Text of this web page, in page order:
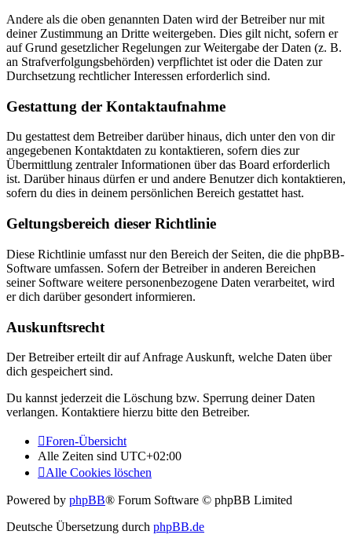
Andere als die oben genannten Daten wird der Betreiber nur mit
deiner Zustimmung an Dritte weitergeben. Dies gilt nicht, sofern er
auf Grund gesetzlicher Regelungen zur Weitergabe der Daten (z. B.
an Strafverfolgungsbehörden) verpflichtet ist oder die Daten zur
Durchsetzung rechtlicher Interessen erforderlich sind.
Gestattung der Kontaktaufnahme
Du gestattest dem Betreiber darüber hinaus, dich unter den von dir
angegebenen Kontaktdaten zu kontaktieren, sofern dies zur
Übermittlung zentraler Informationen über das Board erforderlich
ist. Darüber hinaus dürfen er und andere Benutzer dich kontaktieren,
sofern du dies in deinem persönlichen Bereich gestattet hast.
Geltungsbereich dieser Richtlinie
Diese Richtlinie umfasst nur den Bereich der Seiten, die die phpBB-
Software umfassen. Sofern der Betreiber in anderen Bereichen
seiner Software weitere personenbezogene Daten verarbeitet, wird
er dich darüber gesondert informieren.
Auskunftsrecht
Der Betreiber erteilt dir auf Anfrage Auskunft, welche Daten über
dich gespeichert sind.
Du kannst jederzeit die Löschung bzw. Sperrung deiner Daten
verlangen. Kontaktiere hierzu bitte den Betreiber.
Foren-Übersicht
Alle Zeiten sind UTC+02:00
Alle Cookies löschen
Powered by phpBB® Forum Software © phpBB Limited
Deutsche Übersetzung durch phpBB.de